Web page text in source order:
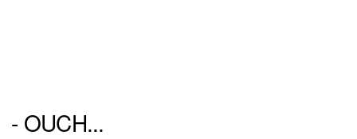
- OUCH...